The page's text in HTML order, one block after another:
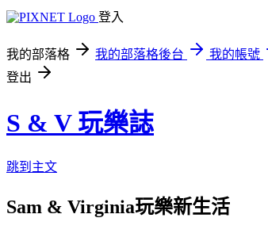
登入
我的部落格 我的部落格後台
我的帳號
登出
S & V 玩樂誌
跳到主文
Sam & Virginia玩樂新生活